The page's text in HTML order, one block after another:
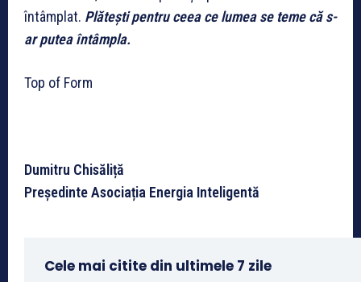
întâmplat. Plătești pentru ceea ce lumea se teme că s-
ar putea întâmpla.
Top of Form
Dumitru Chisăliță
Președinte Asociația Energia Inteligentă
Cele mai citite din ultimele 7 zile